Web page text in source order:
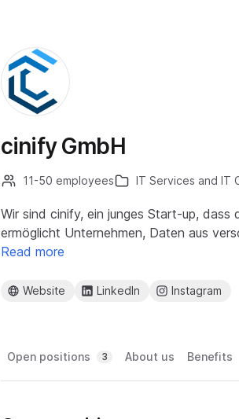
cinify GmbH
11-50 employees IT Services and IT
Wir sind cinify, ein junges Start-up,
ermöglicht Unternehmen, Daten aus
Read more
Website LinkedIn Instagram
Open positions 3 About us Benefits